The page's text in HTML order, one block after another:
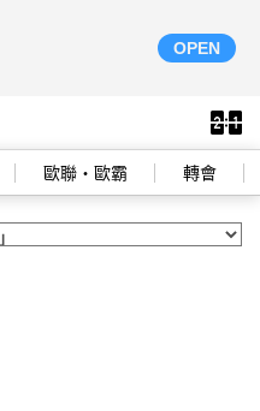
OPEN
歐聯‧歐霸 轉會